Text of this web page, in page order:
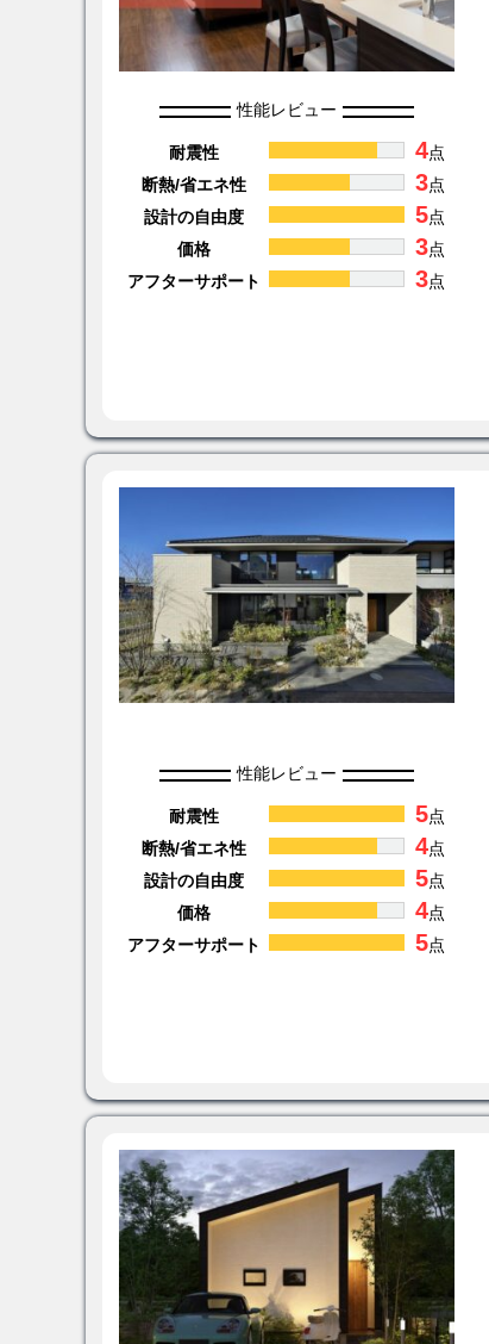
性能レビュー
耐震性 4点
断熱/省エネ性
3点
設計の自由度
5点
価格
3点
アフターサポート
3点
性能レビュー
耐震性 5点
断熱/省エネ性
4点
設計の自由度
5点
価格
4点
アフターサポート
5点